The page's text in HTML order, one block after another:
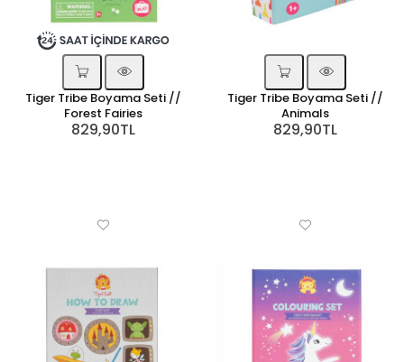
Tiger Tribe Boyama Seti //
Forest Fairies
829,90TL
Tiger Tribe Boyama Seti //
Animals
829,90TL